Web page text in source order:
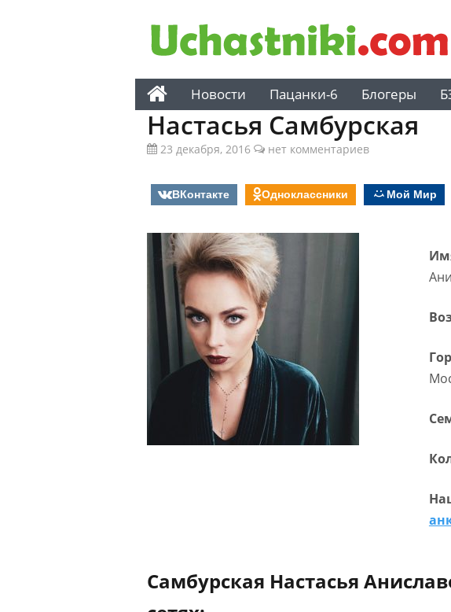
Новости Пацанки-6 Блогеры
Настасья Самбурская
23 декабря, 2016 нет комментариев
ВКонтакте Одноклассники Мой Мир
Самбурская Настасья